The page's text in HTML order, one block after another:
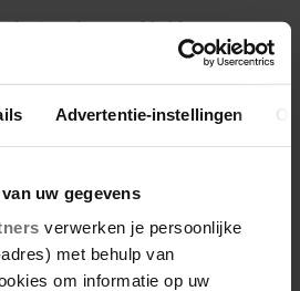
Advertentie-instellingen
uw gegevens
verwerken je persoonlijke
met behulp van
om informatie op uw
‘Vrijdagavond belde Bart.
‘Judith typt… En deze keer
te lezen wat er komt’